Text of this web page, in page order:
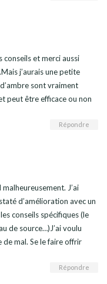
et merci aussi
j’aurais une petite
sont vraiment
peut être efficace ou non
Répondre
J’ai
d’amélioration avec un
conseils spécifiques (le
de source…)J’ai voulu
de mal. Se le faire offrir
Répondre